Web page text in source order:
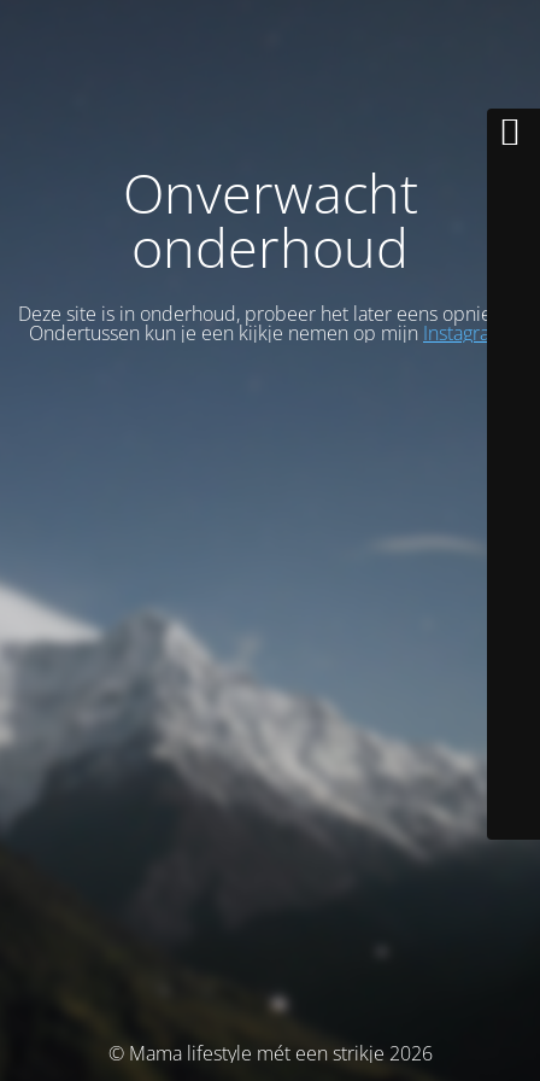
Onverwacht
onderhoud
Deze site is in onderhoud, probeer het later eens opnieuw.
Ondertussen kun je een kijkje nemen op mijn Instagram
© Mama lifestyle mét een strikje 2026